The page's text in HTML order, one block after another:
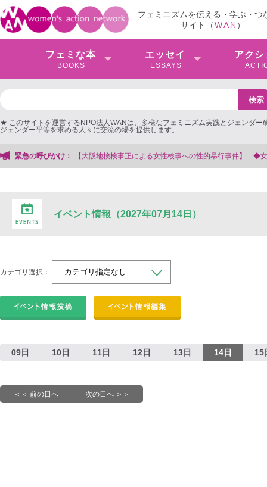
フェミニズムを伝える・学ぶ・つ
サイト（WAN ）
フェミな本
BOOKS
エッセイ
ESSAYS
アクシ
★ このサイトを運営するNPO法人WANは、多様なフェミニズム実践とジェンダー
ジェンダー平等を求める人々に交流の場を提供します。
緊急の呼びかけ： 【大阪地検検事正による女性検事への性的暴行事件】 ◆
イベント情報（2027年07月14日）
カテゴリ選択：
09日 10日 11日 12日 13日 14日 15
＜＜ 前の日へ 次の日へ ＞＞